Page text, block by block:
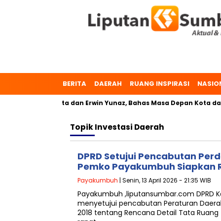
BERITA DAERAH RUANG INSPIRASI
Dr. Zulmaeta dan Erwin Yunaz, Bahas Masa Depan Kota
TopikInvestasi Daerah
DPRD Setujui Pencabutan
Pemko Payakumbuh Siapkan
Payakumbuh | Senin, 13 April 2026 - 21:35 WIB
Payakumbuh ,liputansumbar.com DPRD
menyetujui pencabutan Peraturan
2018 tentang Rencana Detail Tata Ruang